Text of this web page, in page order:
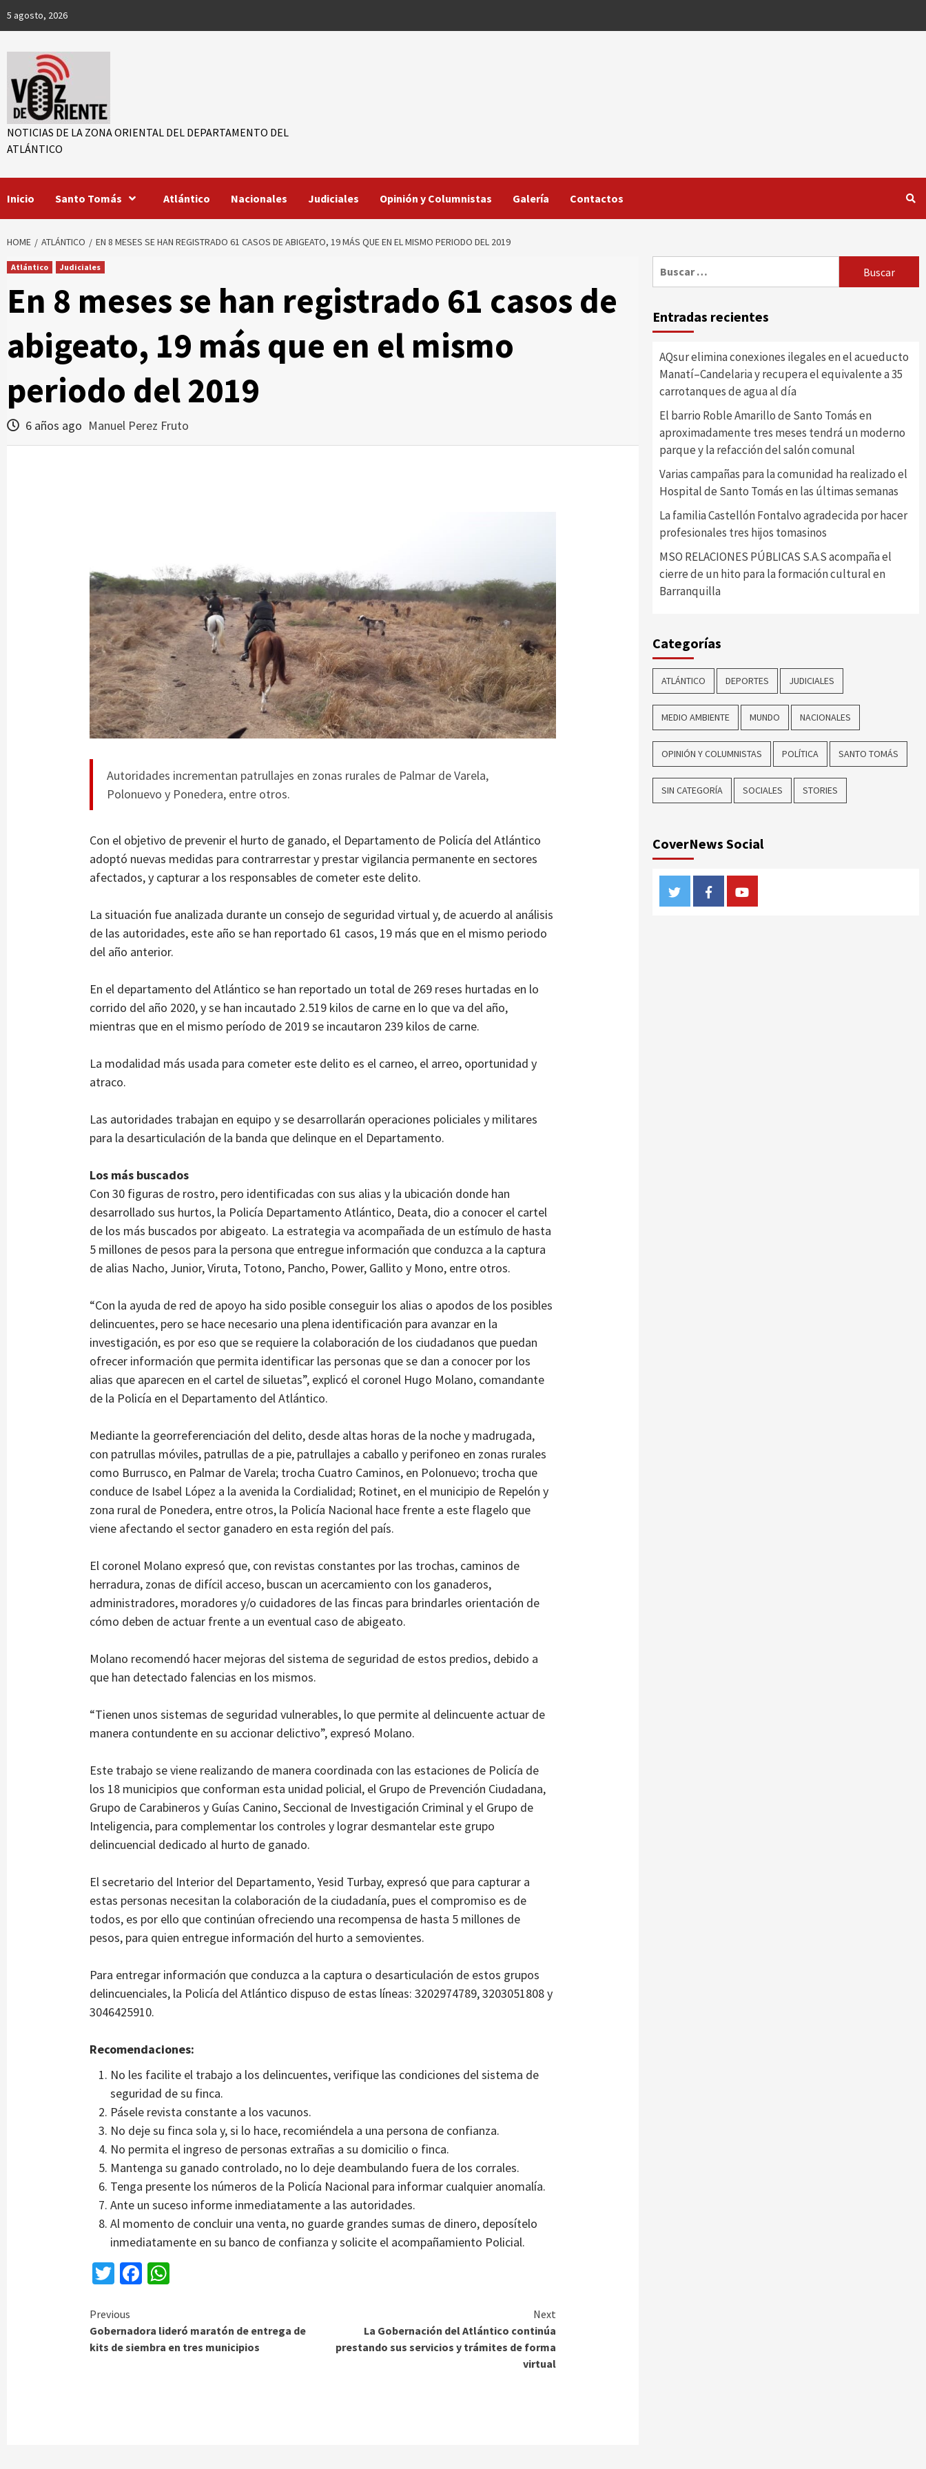
5 agosto, 2026
NOTICIAS DE LA ZONA ORIENTAL DEL DEPARTAMENTO DEL
ATLÁNTICO
Inicio Santo Tomás Atlántico Nacionales Judiciales Opinión y Columnistas Galería Contactos
HOME ATLÁNTICO EN 8 MESES SE HAN REGISTRADO 61 CASOS DE ABIGEATO, 19 MÁS QUE EN EL MISMO PERIODO DEL 2019
Atlántico Judiciales
En 8 meses se han registrado 61 casos de
abigeato, 19 más que en el mismo
periodo del 2019
6 años ago Manuel Perez Fruto
Autoridades incrementan patrullajes en zonas rurales de Palmar de Varela,
Polonuevo y Ponedera, entre otros.
Con el objetivo de prevenir el hurto de ganado, el Departamento de Policía del Atlántico
adoptó nuevas medidas para contrarrestar y prestar vigilancia permanente en sectores
afectados, y capturar a los responsables de cometer este delito.
La situación fue analizada durante un consejo de seguridad virtual y, de acuerdo al análisis
de las autoridades, este año se han reportado 61 casos, 19 más que en el mismo periodo
del año anterior.
En el departamento del Atlántico se han reportado un total de 269 reses hurtadas en lo
corrido del año 2020, y se han incautado 2.519 kilos de carne en lo que va del año,
mientras que en el mismo período de 2019 se incautaron 239 kilos de carne.
La modalidad más usada para cometer este delito es el carneo, el arreo, oportunidad y
atraco.
Las autoridades trabajan en equipo y se desarrollarán operaciones policiales y militares
para la desarticulación de la banda que delinque en el Departamento.
Los más buscados
Con 30 figuras de rostro, pero identificadas con sus alias y la ubicación donde han
desarrollado sus hurtos, la Policía Departamento Atlántico, Deata, dio a conocer el cartel
de los más buscados por abigeato. La estrategia va acompañada de un estímulo de hasta
5 millones de pesos para la persona que entregue información que conduzca a la captura
de alias Nacho, Junior, Viruta, Totono, Pancho, Power, Gallito y Mono, entre otros.
“Con la ayuda de red de apoyo ha sido posible conseguir los alias o apodos de los posibles
delincuentes, pero se hace necesario una plena identificación para avanzar en la
investigación, es por eso que se requiere la colaboración de los ciudadanos que puedan
ofrecer información que permita identificar las personas que se dan a conocer por los
alias que aparecen en el cartel de siluetas”, explicó el coronel Hugo Molano, comandante
de la Policía en el Departamento del Atlántico.
Mediante la georreferenciación del delito, desde altas horas de la noche y madrugada,
con patrullas móviles, patrullas de a pie, patrullajes a caballo y perifoneo en zonas rurales
como Burrusco, en Palmar de Varela; trocha Cuatro Caminos, en Polonuevo; trocha que
conduce de Isabel López a la avenida la Cordialidad; Rotinet, en el municipio de Repelón y
zona rural de Ponedera, entre otros, la Policía Nacional hace frente a este flagelo que
viene afectando el sector ganadero en esta región del país.
El coronel Molano expresó que, con revistas constantes por las trochas, caminos de
herradura, zonas de difícil acceso, buscan un acercamiento con los ganaderos,
administradores, moradores y/o cuidadores de las fincas para brindarles orientación de
cómo deben de actuar frente a un eventual caso de abigeato.
Molano recomendó hacer mejoras del sistema de seguridad de estos predios, debido a
que han detectado falencias en los mismos.
“Tienen unos sistemas de seguridad vulnerables, lo que permite al delincuente actuar de
manera contundente en su accionar delictivo”, expresó Molano.
Este trabajo se viene realizando de manera coordinada con las estaciones de Policía de
los 18 municipios que conforman esta unidad policial, el Grupo de Prevención Ciudadana,
Grupo de Carabineros y Guías Canino, Seccional de Investigación Criminal y el Grupo de
Inteligencia, para complementar los controles y lograr desmantelar este grupo
delincuencial dedicado al hurto de ganado.
El secretario del Interior del Departamento, Yesid Turbay, expresó que para capturar a
estas personas necesitan la colaboración de la ciudadanía, pues el compromiso es de
todos, es por ello que continúan ofreciendo una recompensa de hasta 5 millones de
pesos, para quien entregue información del hurto a semovientes.
Para entregar información que conduzca a la captura o desarticulación de estos grupos
delincuenciales, la Policía del Atlántico dispuso de estas líneas: 3202974789, 3203051808 y
3046425910.
Recomendaciones:
No les facilite el trabajo a los delincuentes, verifique las condiciones del sistema de
seguridad de su finca.
Pásele revista constante a los vacunos.
No deje su finca sola y, si lo hace, recomiéndela a una persona de confianza.
No permita el ingreso de personas extrañas a su domicilio o finca.
Mantenga su ganado controlado, no lo deje deambulando fuera de los corrales.
Tenga presente los números de la Policía Nacional para informar cualquier anomalía.
Ante un suceso informe inmediatamente a las autoridades.
Al momento de concluir una venta, no guarde grandes sumas de dinero, deposítelo
inmediatamente en su banco de confianza y solicite el acompañamiento Policial.
TwitterFacebook
Continue
Reading
Previous
Gobernadora lideró maratón de entrega de
kits de siembra en tres municipios
Next
La Gobernación del Atlántico continúa
prestando sus servicios y trámites de forma
virtual
Entradas recientes
AQsur elimina conexiones ilegales en el acueducto
Manatí–Candelaria y recupera el equivalente a 35
carrotanques de agua al día
El barrio Roble Amarillo de Santo Tomás en
aproximadamente tres meses tendrá un moderno
parque y la refacción del salón comunal
Varias campañas para la comunidad ha realizado el
Hospital de Santo Tomás en las últimas semanas
La familia Castellón Fontalvo agradecida por hacer
profesionales tres hijos tomasinos
MSO RELACIONES PÚBLICAS S.A.S acompaña el
cierre de un hito para la formación cultural en
Barranquilla
Categorías
ATLÁNTICO DEPORTES JUDICIALES
MEDIO AMBIENTE MUNDO NACIONALES
OPINIÓN Y COLUMNISTAS POLÍTICA SANTO TOMÁS
SIN CATEGORÍA SOCIALES STORIES
CoverNews Social
TwitterFacebookYoutube